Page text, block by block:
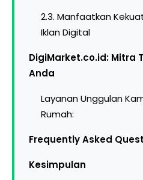
2.3. Manfaatkan
Iklan Digital
DigiMarket.co.id: Mitra
Anda
Layanan Unggulan
Rumah:
Frequently Asked
Kesimpulan